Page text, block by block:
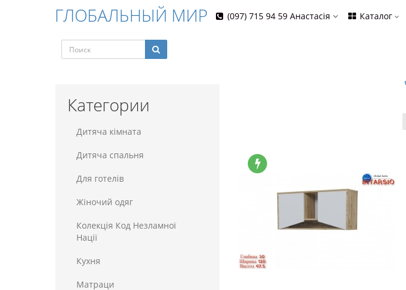
ГЛОБАЛЬНЫЙ МИР (097) 715 94 59 Анастасія Каталог
Категории
Дитяча кімната
Дитяча спальня
Для готелiв
Жіночий одяг
Колекція Код Незламної
Нації
Кухня
Матраци